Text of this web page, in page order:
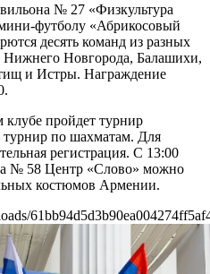
№ 27 «Физкультура
футболу «Абрикосовый
десять команд из разных
Нижнего Новгорода, Балашихи,
и Истры. Награждение
пройдет турнир
по шахматам. Для
регистрация. С 13:00
№ 58 Центр «Слово» можно
костюмов Армении.